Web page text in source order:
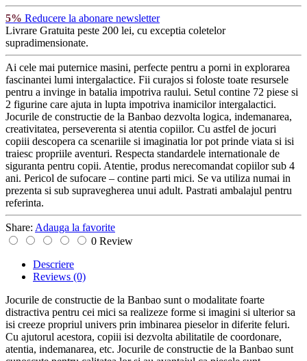
5% Reducere la abonare newsletter
Livrare Gratuita peste 200 lei, cu exceptia coletelor
supradimensionate.
Ai cele mai puternice masini, perfecte pentru a porni in explorarea
fascinantei lumi intergalactice. Fii curajos si foloste toate resursele
pentru a invinge in batalia impotriva raului. Setul contine 72 piese si
2 figurine care ajuta in lupta impotriva inamicilor intergalactici.
Jocurile de constructie de la Banbao dezvolta logica, indemanarea,
creativitatea, perseverenta si atentia copiilor. Cu astfel de jocuri
copiii descopera ca scenariile si imaginatia lor pot prinde viata si isi
traiesc propriile aventuri. Respecta standardele internationale de
siguranta pentru copii. Atentie, produs nerecomandat copiilor sub 4
ani. Pericol de sufocare – contine parti mici. Se va utiliza numai in
prezenta si sub supravegherea unui adult. Pastrati ambalajul pentru
referinta.
Share: Adauga la favorite
0 Review
Descriere
Reviews (0)
Jocurile de constructie de la Banbao sunt o modalitate foarte
distractiva pentru cei mici sa realizeze forme si imagini si ulterior sa
isi creeze propriul univers prin imbinarea pieselor in diferite feluri.
Cu ajutorul acestora, copiii isi dezvolta abilitatile de coordonare,
atentia, indemanarea, etc. Jocurile de constructie de la Banbao sunt